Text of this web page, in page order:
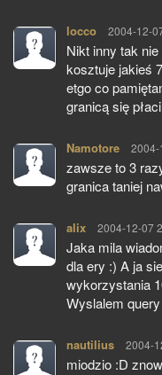
locco pisze:
2004-12-
Nikt inny tak
kosztuje jakieś
etgo co
granicą się
Namotore pisze:
2004-
zawsze to 3
granica taniej
alix pisze:
2004-12-07
Jaka mila
dla ery :) A ja
wykorzystania
Wyslalem
nautilius pisze:
2004-
miodzio :D